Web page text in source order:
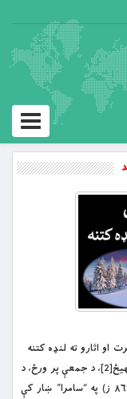
Toggle
اثارو ته لنډه کتنه
زوکړه: دولسم امام د امام “حسن عسکري[1]” زوی، ګهیځ[2]، د جمعې پر ورځ، د
شعبان پر پینځلسمه[3]، پر کال ( ۲۵۵ [4]، س/ ۸۶۹ ز) په “سامرا” ښار کې